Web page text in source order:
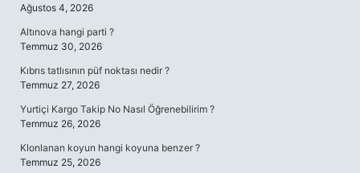
Ağustos 4, 2026
Altınova hangi parti ?
Temmuz 30, 2026
Kıbrıs tatlısının püf noktası nedir ?
Temmuz 27, 2026
Yurtiçi Kargo Takip No Nasıl Öğrenebilirim ?
Temmuz 26, 2026
Klonlanan koyun hangi koyuna benzer ?
Temmuz 25, 2026